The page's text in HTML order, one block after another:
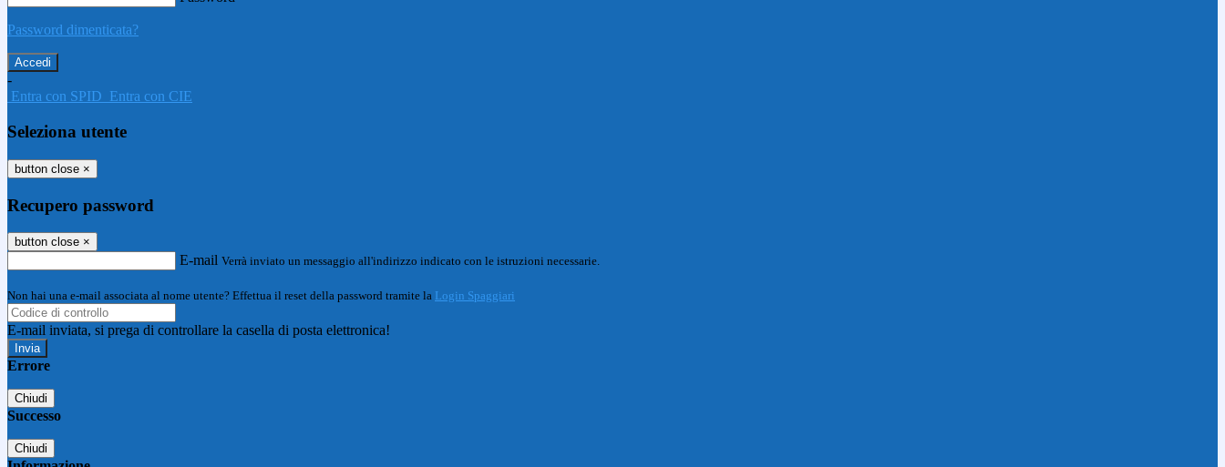
Password dimenticata?
-
Entra con SPID Entra con CIE
Seleziona utente
button close ×
Recupero password
button close ×
E-mail Verrà inviato un messaggio all'indirizzo indicato con le istruzioni necessarie.
Non hai una e-mail associata al nome utente? Effettua il reset della password tramite la Login Spaggiari
E-mail inviata, si prega di controllare la casella di posta elettronica!
Errore
Chiudi
Successo
Chiudi